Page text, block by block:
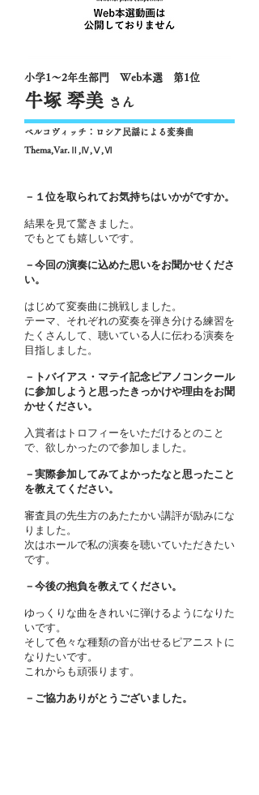
小学1～2年生部門 Web本選 第1位
牛塚 琴美 さん
ベルコヴィッチ：ロシア民謡による変奏曲
Thema,Var.Ⅱ,Ⅳ,Ⅴ,Ⅵ
－１位を取られてお気持ちはいかがですか。
結果を見て驚きました。
でもとても嬉しいです。
－今回の演奏に込めた思いをお聞かせくださ
い。
はじめて変奏曲に挑戦しました。
テーマ、それぞれの変奏を弾き分ける練習を
たくさんして、聴いている人に伝わる演奏を
目指しました。
－トバイアス・マテイ記念ピアノコンクール
に参加しようと思ったきっかけや理由をお聞
かせください。
入賞者はトロフィーをいただけるとのこと
で、欲しかったので参加しました。
－実際参加してみてよかったなと思ったこと
を教えてください。
審査員の先生方のあたたかい講評が励みにな
りました。
次はホールで私の演奏を聴いていただきたい
です。
－今後の抱負を教えてください。
ゆっくりな曲をきれいに弾けるようになりた
いです。
そして色々な種類の音が出せるピアニストに
なりたいです。
これからも頑張ります。
－ご協力ありがとうございました。